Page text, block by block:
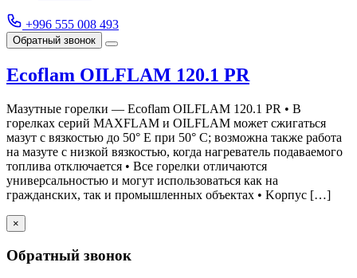
+996 555 008 493
Обратный звонок
Ecoflam OILFLAM 120.1 PR
Мазутные горелки — Ecoflam OILFLAM 120.1 PR • В
горелках серий MAXFLAM и OILFLAM может сжигаться
мазут с вязкостью до 50° E при 50° C; возможна также работа
на мазуте с низкой вязкостью, когда нагреватель подаваемого
топлива отключается • Все горелки отличаются
универсальностью и могут использоваться как на
гражданских, так и промышленных объектах • Kорпус […]
×
Обратный звонок